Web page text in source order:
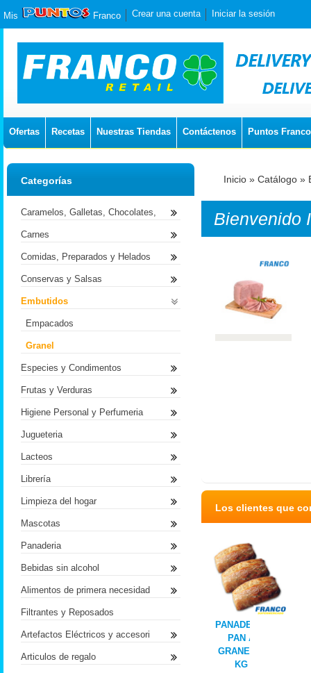
Mis Franco Crear una cuenta Iniciar la sesión
Ofertas Recetas Nuestras Tiendas Contáctenos Puntos Franco
Inicio » Catálogo »
Bienvenido
Los clientes que
PANADERIA
PAN A
GRANEL X
KG
Categorías
Caramelos, Galletas, Chocolates,
Carnes
Comidas, Preparados y Helados
Conservas y Salsas
Embutidos
Empacados
Granel
Especies y Condimentos
Frutas y Verduras
Higiene Personal y Perfumeria
Jugueteria
Lacteos
Librería
Limpieza del hogar
Mascotas
Panaderia
Bebidas sin alcohol
Alimentos de primera necesidad
Filtrantes y Reposados
Artefactos Eléctricos y accesori
Articulos de regalo